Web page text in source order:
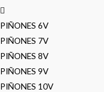
PIÑONES 6V
PIÑONES 7V
PIÑONES 8V
PIÑONES 9V
PIÑONES 10V